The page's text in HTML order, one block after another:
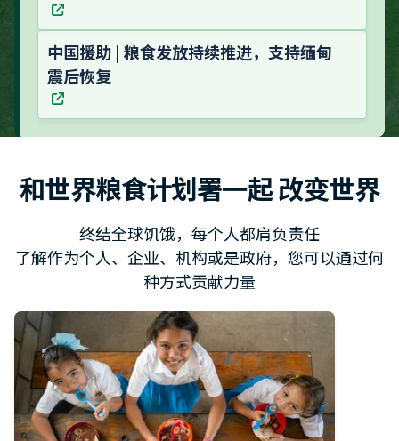
中国援助 | 粮食发放持续推进，支持缅甸
震后恢复
和世界粮食计划署一起 改变世界
终结全球饥饿，每个人都肩负责任
了解作为个人、企业、机构或是政府，您可以通过何
种方式贡献力量